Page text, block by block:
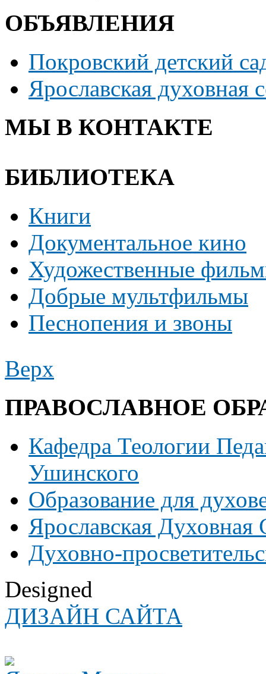
ОБЪЯВЛЕНИЯ
Покровский детский
Ярославская духовная
МЫ В КОНТАКТЕ
БИБЛИОТЕКА
Книги
Документальное кино
Художественные
Добрые мультфильмы
Песнопения и звоны
Верх
ПРАВОСЛАВНОЕ
Кафедра Теологии
Ушинского
Образование для
Ярославская Духовная
Духовно-
Designed
ДИЗАЙН САЙТА